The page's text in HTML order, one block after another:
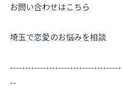
お問い合わせはこちら
埼玉で恋愛のお悩みを相談
--